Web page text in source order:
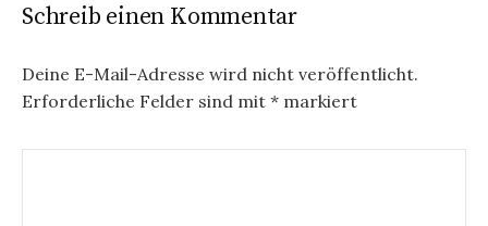
Schreib einen Kommentar
Deine E-Mail-Adresse wird nicht veröffentlicht.
Erforderliche Felder sind mit * markiert